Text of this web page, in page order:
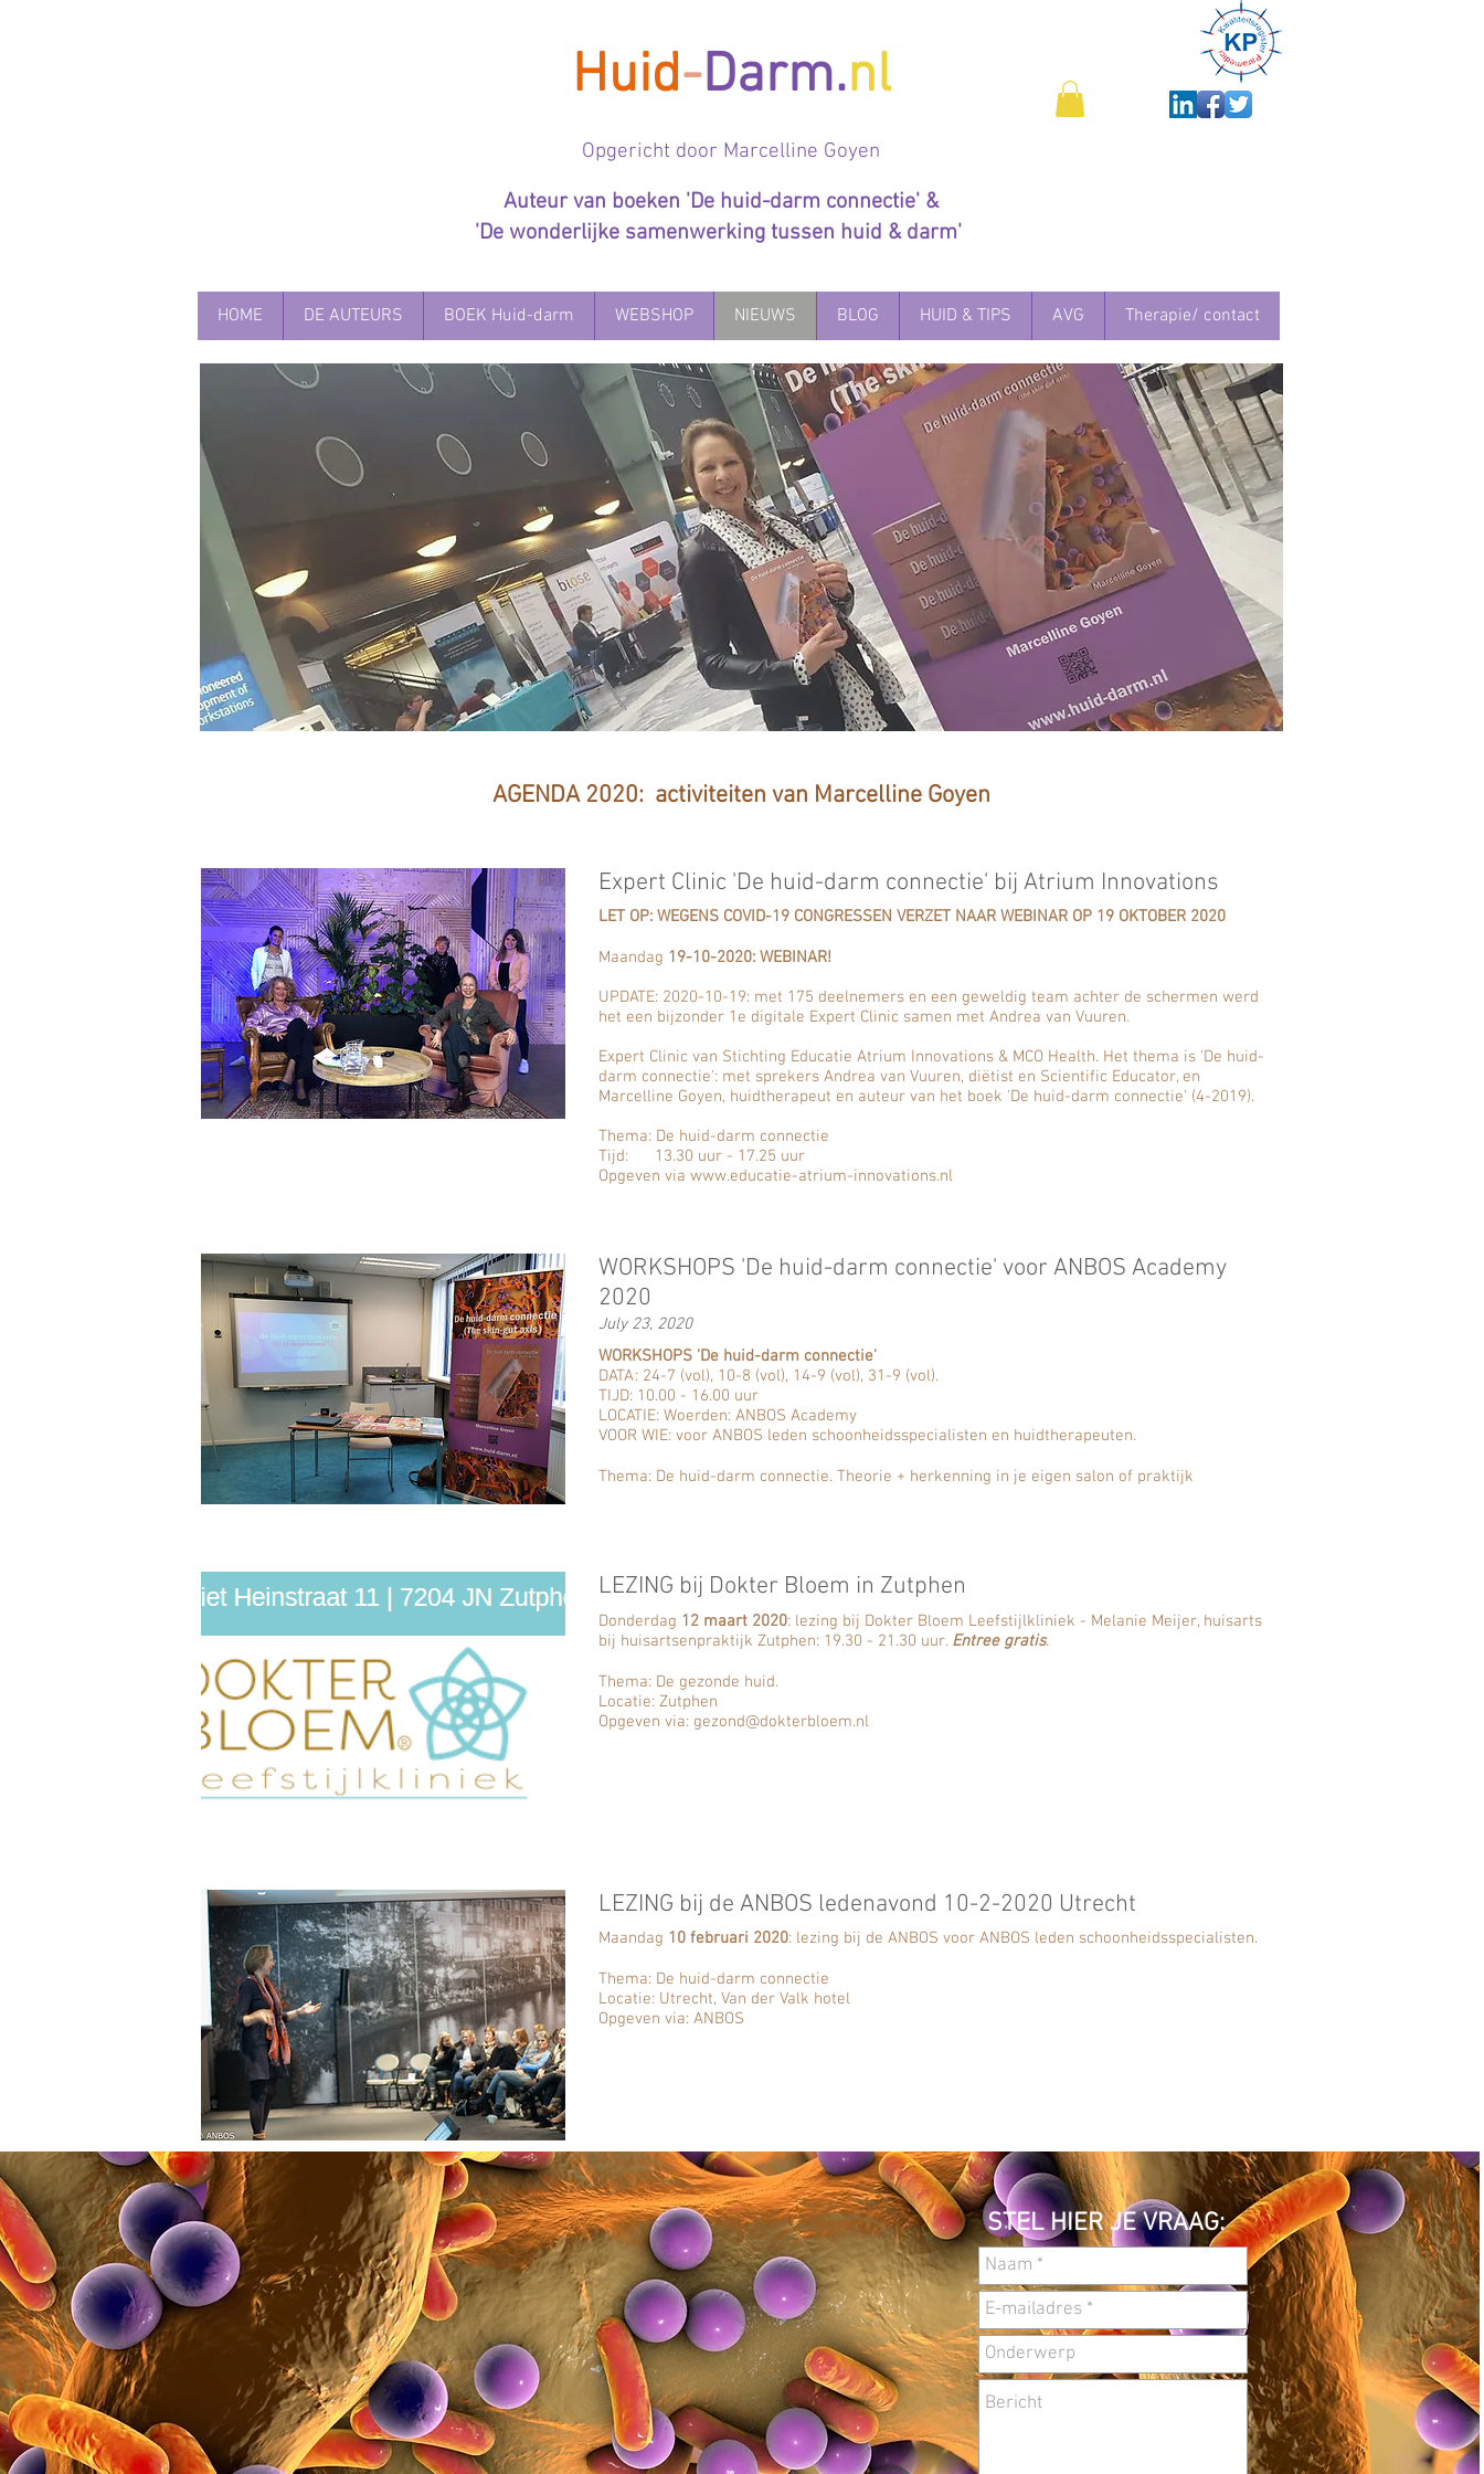
Huid-Darm.nl
Opgericht door Marcelline Goyen
Auteur van boeken 'De huid-darm connectie' &
'De wonderlijke samenwerking tussen huid & darm'
HOME DE AUTEURS BOEK Huid-darm WEBSHOP NIEUWS BLOG HUID & TIPS AVG Therapie/ contact
AGENDA 2020: activiteiten van Marcelline Goyen
Expert Clinic 'De huid-darm connectie' bij Atrium Innovations
LET OP: WEGENS COVID-19 CONGRESSEN VERZET NAAR WEBINAR OP 19 OKTOBER 2020
Maandag 19-10-2020: WEBINAR!
UPDATE: 2020-10-19: met 175 deelnemers en een geweldig team achter de schermen werd
het een bijzonder 1e digitale Expert Clinic samen met Andrea van Vuuren.
Expert Clinic van Stichting Educatie Atrium Innovations & MCO Health. Het thema is 'De huid-
darm connectie': met sprekers Andrea van Vuuren, diëtist en Scientific Educator, en
Marcelline Goyen, huidtherapeut en auteur van het boek 'De huid-darm connectie' (4-2019).
Thema: De huid-darm connectie
Tijd: 13.30 uur - 17.25 uur
Opgeven via www.educatie-atrium-innovations.nl
WORKSHOPS 'De huid-darm connectie' voor ANBOS Academy
2020
July 23, 2020
WORKSHOPS 'De huid-darm connectie'
DATA: 24-7 (vol), 10-8 (vol), 14-9 (vol), 31-9 (vol).
TIJD: 10.00 - 16.00 uur
LOCATIE: Woerden: ANBOS Academy
VOOR WIE: voor ANBOS leden schoonheidsspecialisten en huidtherapeuten.
Thema: De huid-darm connectie. Theorie + herkenning in je eigen salon of praktijk
LEZING bij Dokter Bloem in Zutphen
Donderdag 12 maart 2020: lezing bij Dokter Bloem Leefstijlkliniek - Melanie Meijer, huisarts
bij huisartsenpraktijk Zutphen: 19.30 - 21.30 uur. Entree gratis.
Thema: De gezonde huid.
Locatie: Zutphen
Opgeven via: gezond@dokterbloem.nl
LEZING bij de ANBOS ledenavond 10-2-2020 Utrecht
Maandag 10 februari 2020: lezing bij de ANBOS voor ANBOS leden schoonheidsspecialisten.
Thema: De huid-darm connectie
Locatie: Utrecht, Van der Valk hotel
Opgeven via: ANBOS
ADRESGEGEVENS:
Mau de Jongstraat 7
5302 VB ZALTBOMMEL
WEB: www.huid-darm.nl
MAIL: info@huid-darm
VOLG ONS OP SOCIAL MEDIA
STEL HIER JE VRAAG: